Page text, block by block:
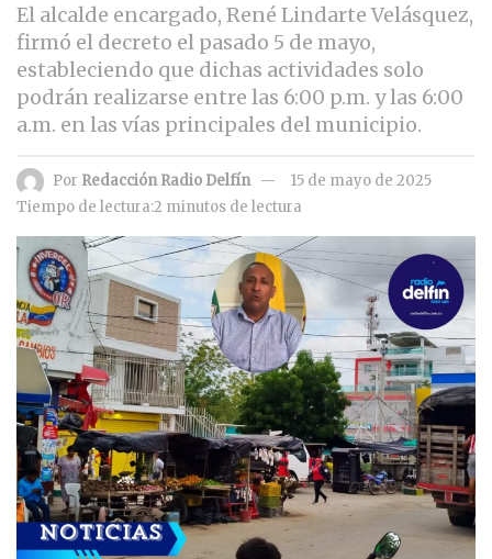
El alcalde encargado, René Lindarte Velásquez,
firmó el decreto el pasado 5 de mayo,
estableciendo que dichas actividades solo
podrán realizarse entre las 6:00 p.m. y las 6:00
a.m. en las vías principales del municipio.
Por Redacción Radio Delfín
15 de mayo de 2025
Tiempo de lectura:2 minutos de lectura